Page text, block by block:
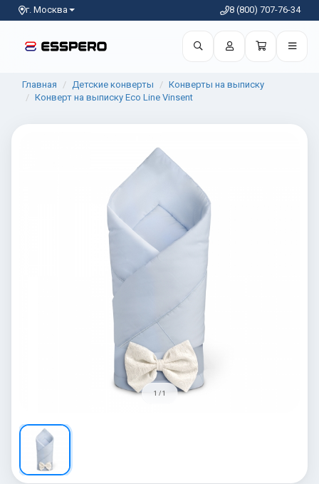
г. Москва 8 (800) 707-76-34
Главная Детские конверты
Конверты на выписку
Конверт на выписку Eco Line Vinsent
1 / 1